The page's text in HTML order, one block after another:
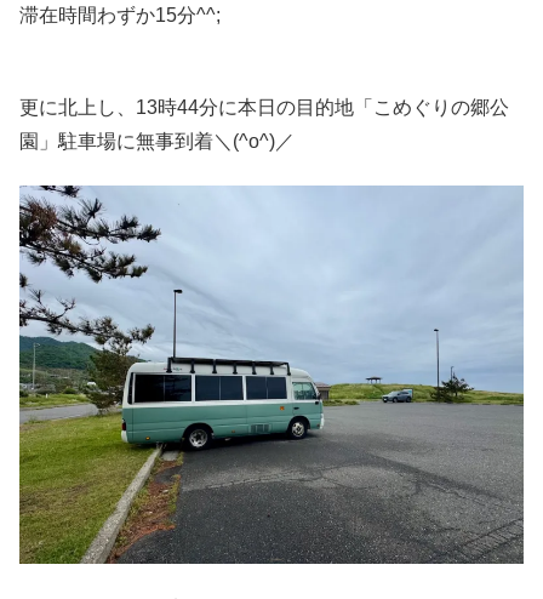
滞在時間わずか15分^^;
更に北上し、13時44分に本日の目的地「こめぐりの郷公
園」駐車場に無事到着＼(^o^)／